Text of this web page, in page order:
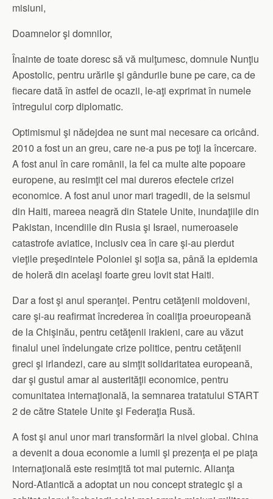
misiuni,
Doamnelor şi domnilor,
Înainte de toate doresc să vă mulţumesc, domnule Nunţiu
Apostolic, pentru urările şi gândurile bune pe care, ca de
fiecare dată în astfel de ocazii, le-aţi exprimat în numele
întregului corp diplomatic.
Optimismul şi nădejdea ne sunt mai necesare ca oricând.
2010 a fost un an greu, care ne-a pus pe toţi la încercare.
A fost anul în care românii, la fel ca multe alte popoare
europene, au resimţit cel mai dureros efectele crizei
economice. A fost anul unor mari tragedii, de la seismul
din Haiti, mareea neagră din Statele Unite, inundaţiile din
Pakistan, incendiile din Rusia şi Israel, numeroasele
catastrofe aviatice, inclusiv cea în care şi-au pierdut
vieţile preşedintele Poloniei şi soţia sa, până la epidemia
de holeră din acelaşi foarte greu lovit stat Haiti.
Dar a fost şi anul speranţei. Pentru cetăţenii moldoveni,
care şi-au reafirmat încrederea în coaliţia proeuropeană
de la Chişinău, pentru cetăţenii irakieni, care au văzut
finalul unei îndelungate crize politice, pentru cetăţenii
greci şi irlandezi, care au simţit solidaritatea europeană,
dar şi gustul amar al austerităţii economice, pentru
comunitatea internaţională, la semnarea tratatului START
2 de către Statele Unite şi Federaţia Rusă.
A fost şi anul unor mari transformări la nivel global. China
a devenit a doua economie a lumii şi prezenţa ei pe piaţa
internaţională este resimţită tot mai puternic. Alianţa
Nord-Atlantică a adoptat un nou concept strategic şi a